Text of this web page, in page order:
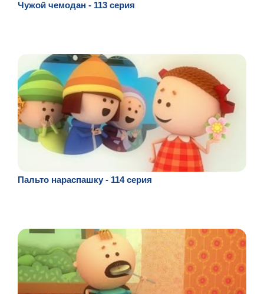
Чужой чемодан - 113 серия
Пальто нараспашку - 114 серия